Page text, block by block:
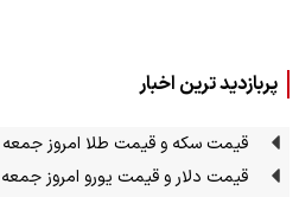
پربازدید ترین اخبار
قیمت سکه و قیمت طلا امروز جمعه ۱۶ مرداد ۱۴۰۵ + جدول
قیمت دلار و قیمت یورو امروز جمعه ۱۶ مرداد ۱۴۰۵ + جدول